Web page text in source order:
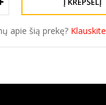
apie šią prekę? Klauskite